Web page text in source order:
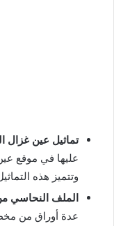
تماثيل عين غزال
عليها في موقع
وتتميز هذه
الملف النحاسي
عدة أوراق من